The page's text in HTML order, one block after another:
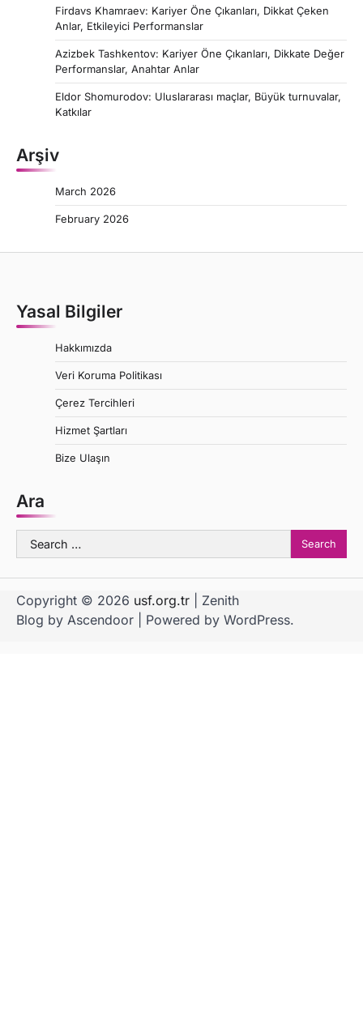
Firdavs Khamraev: Kariyer Öne Çıkanları, Dikkat Çeken
Anlar, Etkileyici Performanslar
Azizbek Tashkentov: Kariyer Öne Çıkanları, Dikkate Değer
Performanslar, Anahtar Anlar
Eldor Shomurodov: Uluslararası maçlar, Büyük turnuvalar,
Katkılar
Arşiv
March 2026
February 2026
Yasal Bilgiler
Hakkımızda
Veri Koruma Politikası
Çerez Tercihleri
Hizmet Şartları
Bize Ulaşın
Ara
Search
for:
Copyright © 2026 usf.org.tr | Zenith
Blog by Ascendoor | Powered by WordPress.